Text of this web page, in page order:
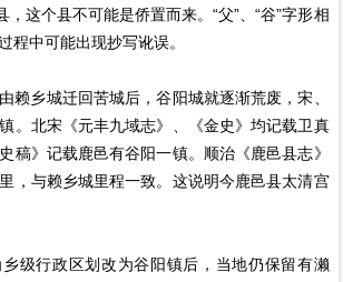
，这个县不可能是侨置而来。“父”、“谷”字形相
程中可能出现抄写讹误。
城迁回苦城后，谷阳城就逐渐荒废，宋、
。北宋《元丰九域志》、《金史》均记载卫真
稿》记载鹿邑有谷阳一镇。顺治《鹿邑县志》
，与赖乡城里程一致。这说明今鹿邑县太清宫
行政区划改为谷阳镇后，当地仍保留有濑